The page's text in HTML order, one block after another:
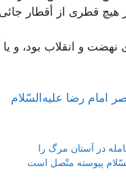
در هيچ‌ قطری از أقطار
و انقلاب‌ بود، و
امام‌ رضا عليه‌السّلام
در آستان مرگ را
پيوسته‌ متّصل‌ است‌